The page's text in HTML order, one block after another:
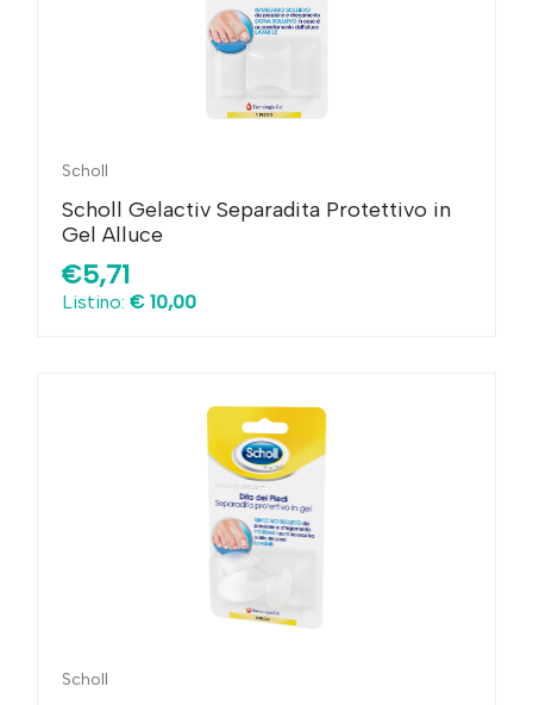
Scholl
Scholl Gelactiv Separadita Protettivo in
Gel Alluce
€5,71
Listino: € 10,00
Scholl